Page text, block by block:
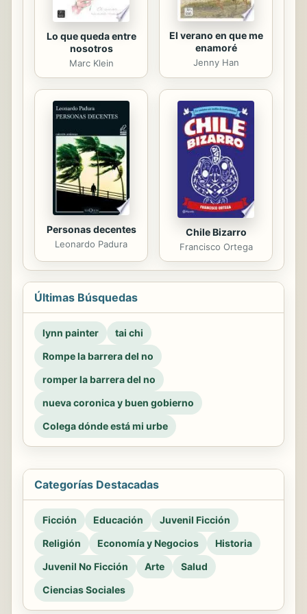
Lo que queda entre
nosotros
Marc Klein
El verano en que me
enamoré
Jenny Han
Personas decentes
Leonardo Padura
Chile Bizarro
Francisco Ortega
Últimas Búsquedas
lynn painter
tai chi
Rompe la barrera del no
romper la barrera del no
nueva coronica y buen gobierno
Colega dónde está mi urbe
Categorías Destacadas
Ficción Educación
Juvenil Ficción
Religión
Economía y Negocios
Historia
Juvenil No Ficción
Arte
Salud
Ciencias Sociales